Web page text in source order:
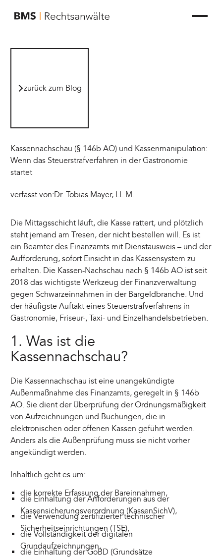
zur Startseite von BMS Rechtsanwälte
zurück zum Blog
Kassennachschau (§ 146b AO) und Kassenmanipulation:
Wenn das Steuerstrafverfahren in der Gastronomie
startet
verfasst von:Dr. Tobias Mayer, LL.M.
Die Mittagsschicht läuft, die Kasse rattert, und plötzlich
steht jemand am Tresen, der nicht bestellen will. Es ist
ein Beamter des Finanzamts mit Dienstausweis – und der
Aufforderung, sofort Einsicht in das Kassensystem zu
erhalten. Die Kassen-Nachschau nach § 146b AO ist seit
2018 das wichtigste Werkzeug der Finanzverwaltung
gegen Schwarzeinnahmen in der Bargeldbranche. Und
der häufigste Auftakt eines Steuerstrafverfahrens in
Gastronomie, Friseur-, Taxi- und Einzelhandelsbetrieben.
1. Was ist die
Kassennachschau?
Die Kassennachschau ist eine unangekündigte
Außenmaßnahme des Finanzamts, geregelt in § 146b
AO. Sie dient der Überprüfung der Ordnungsmäßigkeit
von Aufzeichnungen und Buchungen, die in
elektronischen oder offenen Kassen geführt werden.
Anders als die Außenprüfung muss sie nicht vorher
angekündigt werden.
Inhaltlich geht es um:
die korrekte Erfassung der Bareinnahmen,
die Einhaltung der Anforderungen aus der
Kassensicherungsverordnung (KassenSichV),
die Verwendung zertifizierter technischer
Sicherheitseinrichtungen (TSE),
die Vollständigkeit der digitalen
Grundaufzeichnungen,
die Einhaltung der GoBD (Grundsätze